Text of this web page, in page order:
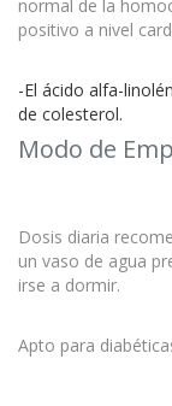
normal de la
positivo a nivel
-El ácido alfa-
de colesterol.
Modo de
Dosis diaria
un vaso de agua
irse a dormir.
Apto para